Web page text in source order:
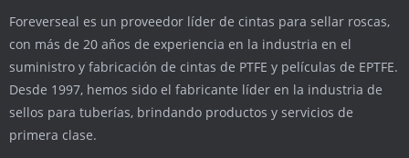
Foreverseal es un proveedor líder de cintas para sellar roscas,
con más de 20 años de experiencia en la industria en el
suministro y fabricación de cintas de PTFE y películas de EPTFE.
Desde 1997, hemos sido el fabricante líder en la industria de
sellos para tuberías, brindando productos y servicios de
primera clase.